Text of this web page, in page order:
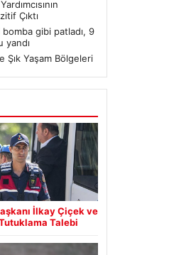
Çıktı
gibi patladı, 9
yandı
Yaşam Bölgeleri
İlkay Çiçek ve
Talebi